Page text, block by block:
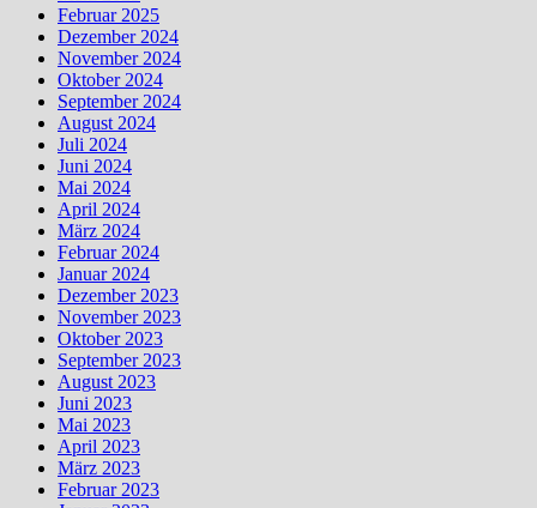
Februar 2025
Dezember 2024
November 2024
Oktober 2024
September 2024
August 2024
Juli 2024
Juni 2024
Mai 2024
April 2024
März 2024
Februar 2024
Januar 2024
Dezember 2023
November 2023
Oktober 2023
September 2023
August 2023
Juni 2023
Mai 2023
April 2023
März 2023
Februar 2023